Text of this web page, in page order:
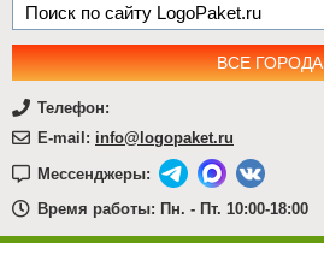
ВСЕ ГОРОДА
Телефон:
E-mail: info@logopaket.ru
Мессенджеры:
Время работы: Пн. - Пт. 10:00-18:00